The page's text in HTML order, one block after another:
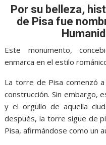
Por su belleza,
de Pisa fue
Este monumento,
enmarca en el estilo
La torre de Pisa comenzó
construcción. Sin embargo,
y el orgullo de aquella
después, la torre sigue de
Pisa, afirmándose como un